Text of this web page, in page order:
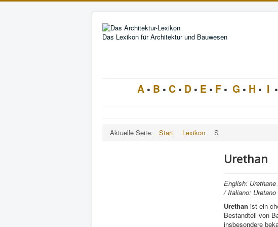
Das Lexikon für Architektur und Bauwesen
A • B • C • D • E • F • G • H • I •
Aktuelle Seite: Start Lexikon S
Urethan
English:
/ Italiano: Uretano
Urethan ist ein
Bestandteil von
insbesondere